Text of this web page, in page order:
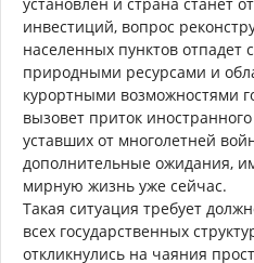
инвестиций, вопрос
населенных пунктов отпадет
природными ресурсами и
курортными возможностями
вызовет приток
уставших от многолетней
дополнительные ожидания,
мирную жизнь уже сейчас.
Такая ситуация требует
всех государственных
откликнулись на чаяния